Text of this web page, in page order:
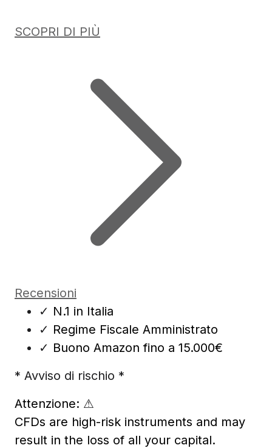
SCOPRI DI PIÙ
Recensioni
✓ N.1 in Italia
✓ Regime Fiscale Amministrato
✓ Buono Amazon fino a 15.000€
* Avviso di rischio *
Attenzione: ⚠
CFDs are high-risk instruments and may
result in the loss of all your capital.